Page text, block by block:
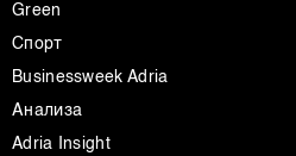
Green
Спорт
Businessweek Adria
Анализа
Adria Insight